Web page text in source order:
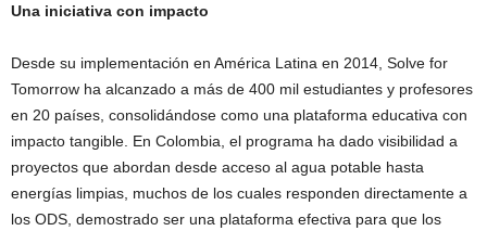
Una iniciativa con impacto
Desde su implementación en América Latina en 2014, Solve for
Tomorrow ha alcanzado a más de 400 mil estudiantes y profesores
en 20 países, consolidándose como una plataforma educativa con
impacto tangible. En Colombia, el programa ha dado visibilidad a
proyectos que abordan desde acceso al agua potable hasta
energías limpias, muchos de los cuales responden directamente a
los ODS, demostrado ser una plataforma efectiva para que los